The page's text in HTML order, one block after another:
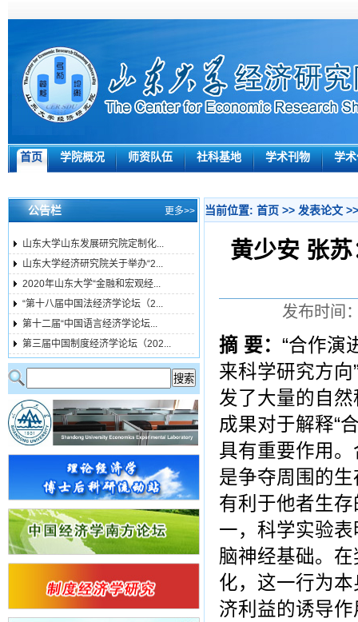
首页 学院概况 师资队伍 社科基地 学术刊物 学
公告栏 更多>>
山东大学山东发展研究院定制化...
山东大学经济研究院关于举办“2...
2020年山东大学“金融和宏观经...
“第十八届中国法经济学论坛（2...
第十二届“中国语言经济学论坛...
第三届中国制度经济学论坛（202...
当前位置: 首页 >> 发表论文
黄少安 张
发布时间
摘 要： “合作演
来科学研究方
发了大量的自
成果对于解释“
具有重要作用
是争夺周围的
有利于他者生
一，科学实验表
脑神经基础。
化，这一行为
济利益的诱导